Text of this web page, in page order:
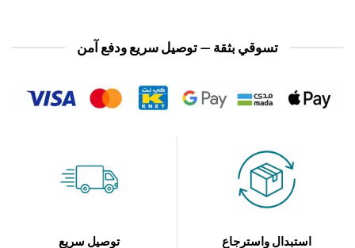
تسوقي بثقة — توصيل سريع ودفع آمن
استبدال واسترجاع توصيل سريع